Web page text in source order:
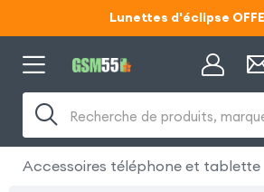
Lunettes d'éclipse
Code ECLIPSE55
Code ECLIPSE55
Recherche de produits,
Accessoires téléphone et tablette